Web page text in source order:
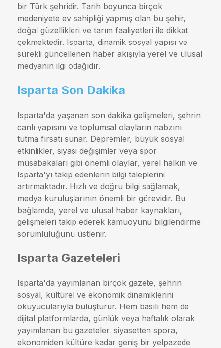
bir Türk şehridir. Tarih boyunca birçok
medeniyete ev sahipliği yapmış olan bu şehir,
doğal güzellikleri ve tarım faaliyetleri ile dikkat
çekmektedir. Isparta, dinamik sosyal yapısı ve
sürekli güncellenen haber akışıyla yerel ve ulusal
medyanın ilgi odağıdır.
Isparta Son Dakika
Isparta'da yaşanan son dakika gelişmeleri, şehrin
canlı yapısını ve toplumsal olayların nabzını
tutma fırsatı sunar. Depremler, büyük sosyal
etkinlikler, siyasi değişimler veya spor
müsabakaları gibi önemli olaylar, yerel halkın ve
Isparta'yı takip edenlerin bilgi taleplerini
artırmaktadır. Hızlı ve doğru bilgi sağlamak,
medya kuruluşlarının önemli bir görevidir. Bu
bağlamda, yerel ve ulusal haber kaynakları,
gelişmeleri takip ederek kamuoyunu bilgilendirme
sorumluluğunu üstlenir.
Isparta Gazeteleri
Isparta'da yayımlanan birçok gazete, şehrin
sosyal, kültürel ve ekonomik dinamiklerini
okuyucularıyla buluşturur. Hem basılı hem de
dijital platformlarda, günlük veya haftalık olarak
yayımlanan bu gazeteler, siyasetten spora,
ekonomiden kültüre kadar geniş bir yelpazede